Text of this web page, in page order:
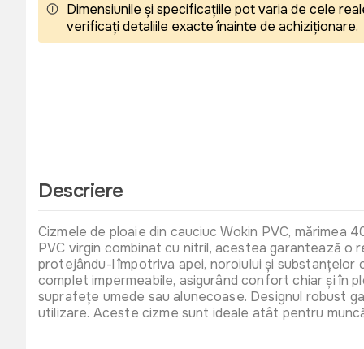
Dimensiunile și specificațiile pot varia de cele
verificați detaliile exacte înainte de achiziționare.
Descriere
Cizmele de ploaie din cauciuc Wokin PVC,
PVC virgin combinat cu nitril, acestea garantează o
protejându-l împotriva apei, noroiului și substanțelor
complet impermeabile, asigurând confort chiar și în
suprafețe umede sau alunecoase. Designul robust
utilizare. Aceste cizme sunt ideale atât pentru